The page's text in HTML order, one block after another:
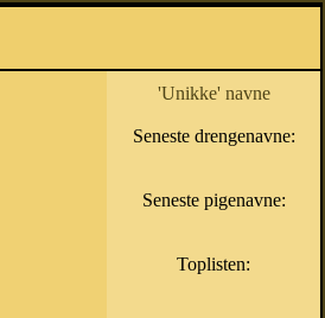
'Unikke' navne
Seneste drengenavne:
Seneste pigenavne:
Toplisten: